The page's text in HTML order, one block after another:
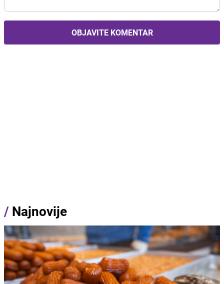
OBJAVITE KOMENTAR
/ Najnovije